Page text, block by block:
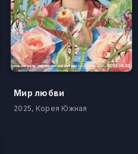
Мир любви
2025, Корея Южная